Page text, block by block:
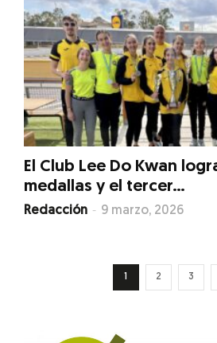
El Club Lee Do Kwan
medallas y el tercer...
Redacción - 9 marzo, 2026
1 2 3